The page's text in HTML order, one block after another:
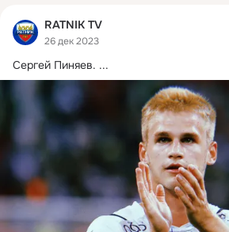
RATNIK TV
26 дек 2023
Сергей Пиняев. ...